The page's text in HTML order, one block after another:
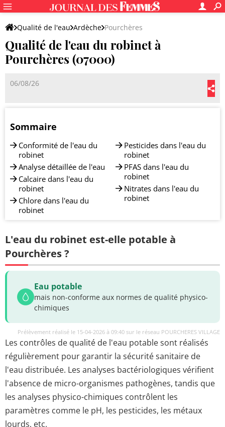
Qualité de l'eau Ardèche Pourchères
Qualité de l'eau du robinet à
Pourchères (07000)
06/08/26
Sommaire
Conformité de l'eau du
robinet
Analyse détaillée de l'eau
Calcaire dans l'eau du
robinet
Chlore dans l'eau du
robinet
Pesticides dans l'eau du
robinet
PFAS dans l'eau du
robinet
Nitrates dans l'eau du
robinet
L'eau du robinet est-elle potable à
Pourchères ?
Eau potable
mais non-conforme aux normes de qualité physico-
chimiques
Prélèvement réalisé le 15-04-2026 à 09:40 sur le réseau POURCHERES VILLAGE
Les contrôles de qualité de l'eau potable sont réalisés
régulièrement pour garantir la sécurité sanitaire de
l'eau distribuée. Les analyses bactériologiques vérifient
l'absence de micro-organismes pathogènes, tandis que
les analyses physico-chimiques contrôlent les
paramètres comme le pH, les pesticides, les métaux
lourds, etc.